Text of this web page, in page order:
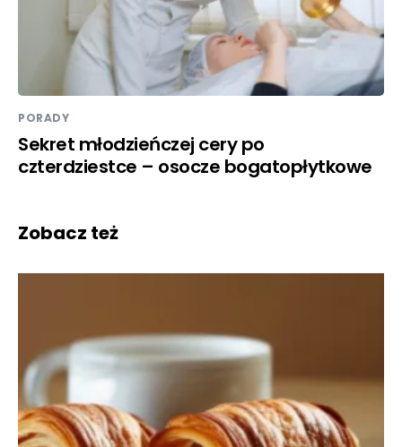
PORADY
Sekret młodzieńczej cery po
czterdziestce – osocze bogatopłytkowe
Zobacz też